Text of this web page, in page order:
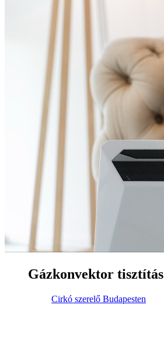
Gázkonvektor tisztítás
Cirkó szerelő Budapesten